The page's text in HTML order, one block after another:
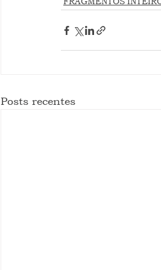
Posts recentes